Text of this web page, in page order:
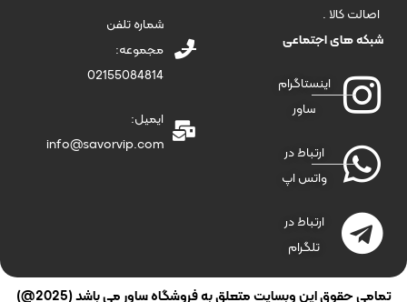
اصالت کالا .
شبکه های اجتماعی
اینستاگرام
ساور
ارتباط در
واتس اپ
ارتباط در
تلگرام
شماره تلفن
مجموعه:
02155084814
ایمیل:
info@savorvip.com
تمامی حقوق این وبسایت متعلق به فروشگاه ساور می باشد (2025@)